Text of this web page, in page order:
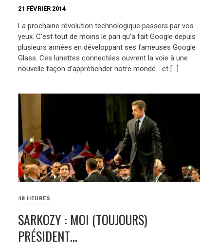
21 FÉVRIER 2014
La prochaine révolution technologique passera par vos
yeux. C’est tout de moins le pari qu’a fait Google depuis
plusieurs années en développant ses fameuses Google
Glass. Ces lunettes connectées ouvrent la voie à une
nouvelle façon d’appréhender notre monde… et […]
48 HEURES
SARKOZY : MOI (TOUJOURS)
PRÉSIDENT…